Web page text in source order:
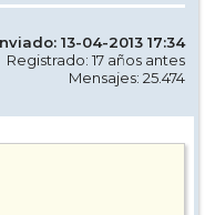
13-04-2013 17:34
Registrado: 17 años antes
Mensajes: 25.474